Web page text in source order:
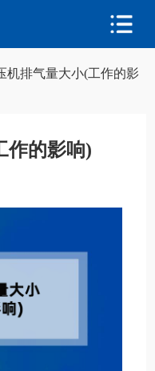
机排气量大小(工作的影
作的影响)